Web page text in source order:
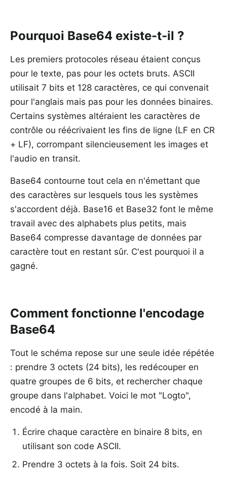
Pourquoi Base64 existe-t-il ?
Les premiers protocoles réseau étaient conçus
pour le texte, pas pour les octets bruts. ASCII
utilisait 7 bits et 128 caractères, ce qui convenait
pour l'anglais mais pas pour les données binaires.
Certains systèmes altéraient les caractères de
contrôle ou réécrivaient les fins de ligne (LF en CR
+ LF), corrompant silencieusement les images et
l'audio en transit.
Base64 contourne tout cela en n'émettant que
des caractères sur lesquels tous les systèmes
s'accordent déjà. Base16 et Base32 font le même
travail avec des alphabets plus petits, mais
Base64 compresse davantage de données par
caractère tout en restant sûr. C'est pourquoi il a
gagné.
Comment fonctionne l'encodage
Base64
Tout le schéma repose sur une seule idée répétée
: prendre 3 octets (24 bits), les redécouper en
quatre groupes de 6 bits, et rechercher chaque
groupe dans l'alphabet. Voici le mot "Logto",
encodé à la main.
Écrire chaque caractère en binaire 8 bits, en
utilisant son code ASCII.
Prendre 3 octets à la fois. Soit 24 bits.